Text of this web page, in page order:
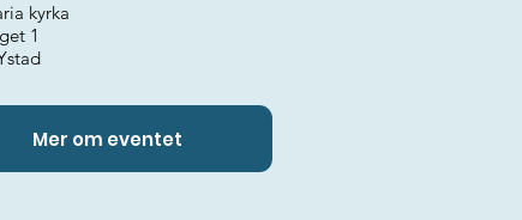
kyrka
1
Mer om eventet